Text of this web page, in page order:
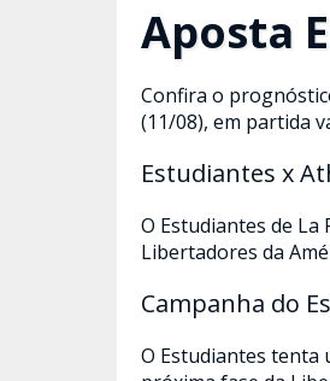
Aposta
Confira o
(11/08), em partida
Estudiantes x
O Estudiantes de
Libertadores da
Campanha do
O Estudiantes tenta